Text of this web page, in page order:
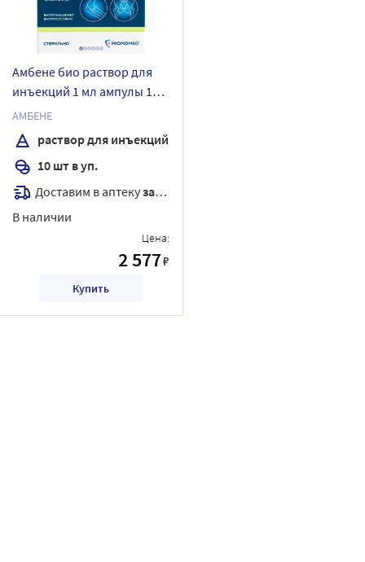
Амбене био раствор для
инъекций 1 мл ампулы 10
шт.
АМБЕНЕ
раствор для инъекций
10 шт в уп.
Доставим в аптекузавтра
В наличии
Цена:
2 577₽
Купить